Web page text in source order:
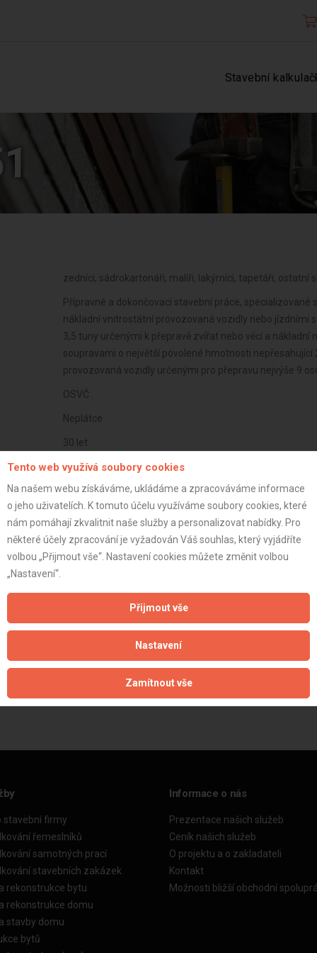
Stavební
zedníci, sádrokartonáři, malíři, lakýrníci, tapetáři, ostatní
Přípravné a dokončovací stavební práce,
nákladní vnitrostátní provozovaná vozidly nebo jízdními
3,5 tuny určenými k přepravě zvířat nebo věcí a
soupravami o největší povolené hmotnosti
provozovaná vozidly určenými pro přepravu nejvýše 9
OSVČ
Neplátce
30 let
11.11.2021
Aktualizováno z portálu ARES dne 01.12.2025 10:00:02
stavební firmy
řemeslníků
samotných prací
stavebních zakázek
rekonstrukce bytu
rekonstrukce domu
stavby domu
bytů
Informace o nás
Prezentace našich služeb
Ceník našich služeb
O projektu a o zakladateli
Kontakt
Možnosti bližší obchodní
Tento web využívá soubory cookies
Na našem webu získáváme, ukládáme a zpracováváme informace
o jeho uživatelích. K tomuto účelu využíváme soubory cookies, které
nám pomáhají zkvalitnit naše služby a personalizovat nabídky. Pro
některé účely zpracování je vyžadován Váš souhlas, který vyjádříte
volbou „Přijmout vše“. Nastavení cookies můžete změnit volbou
„Nastavení“.
Přijmout vše
Nastavení
Zamítnout vše